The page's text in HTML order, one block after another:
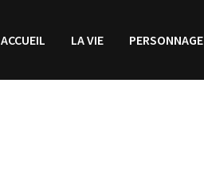
ACCUEIL LA VIE PERSONNAGE